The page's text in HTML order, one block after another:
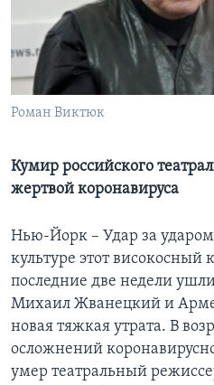
Learning English
СОЦИАЛЬНЫЕ СЕТИ
Языки
Роман Виктюк
Кумир российского
жертвой коронавируса
Нью-Йорк – Удар за
культуре этот
последние две недели
Михаил Жванецкий и
новая тяжкая утрата. В
осложнений
умер театральный